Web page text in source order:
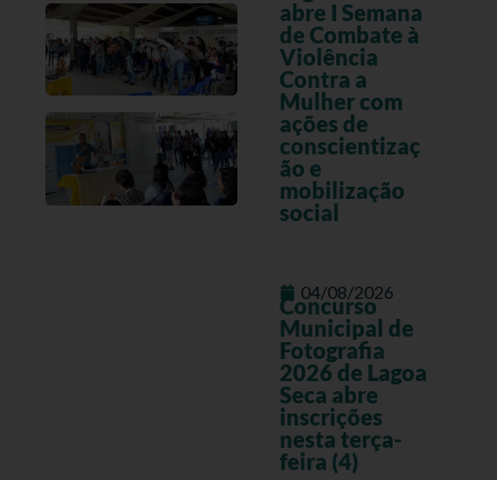
abre I Semana
de Combate à
Violência
Contra a
Mulher com
ações de
conscientizaç
ão e
mobilização
social
04/08/2026
Concurso
Municipal de
Fotografia
2026 de Lagoa
Seca abre
inscrições
nesta terça-
feira (4)